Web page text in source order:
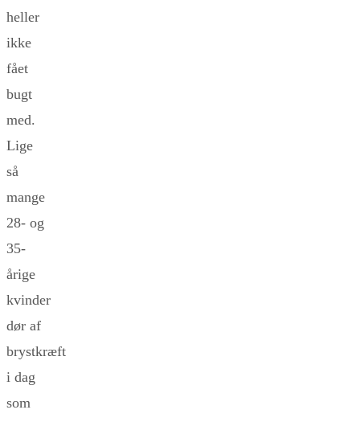
heller
ikke
fået
bugt
med.
Lige
så
mange
28- og
35-
årige
kvinder
dør af
brystkræft
i dag
som